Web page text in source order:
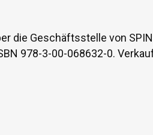
die Geschäftsstelle von
978-3-00-068632-0.